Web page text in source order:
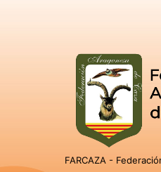
FARCAZA -